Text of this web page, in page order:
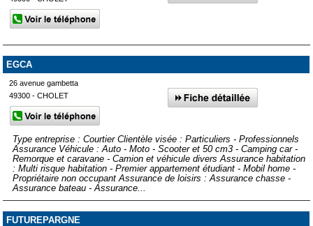
EGCA
26 avenue gambetta
49300 - CHOLET
Type entreprise : Courtier Clientèle visée : Particuliers - Professionnels
Assurance Véhicule : Auto - Moto - Scooter et 50 cm3 - Camping car -
Remorque et caravane - Camion et véhicule divers Assurance habitation
: Multi risque habitation - Premier appartement étudiant - Mobil home -
Propriétaire non occupant Assurance de loisirs : Assurance chasse -
Assurance bateau - Assurance...
FUTUREPARGNE